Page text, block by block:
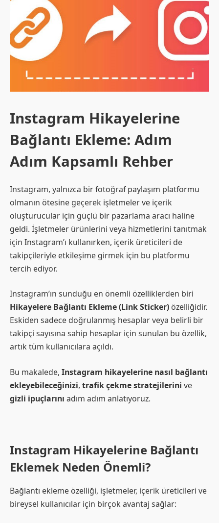
Instagram Hikayelerine
Bağlantı Ekleme: Adım
Adım Kapsamlı Rehber
Instagram, yalnızca bir fotoğraf paylaşım platformu
olmanın ötesine geçerek işletmeler ve içerik
oluşturucular için güçlü bir pazarlama aracı haline
geldi. İşletmeler ürünlerini veya hizmetlerini tanıtmak
için Instagram’ı kullanırken, içerik üreticileri de
takipçileriyle etkileşime girmek için bu platformu
tercih ediyor.
Instagram’ın sunduğu en önemli özelliklerden biri
Hikayelere Bağlantı Ekleme (Link Sticker) özelliğidir.
Eskiden sadece doğrulanmış hesaplar veya belirli bir
takipçi sayısına sahip hesaplar için sunulan bu özellik,
artık tüm kullanıcılara açıldı.
Bu makalede, Instagram hikayelerine nasıl bağlantı
ekleyebileceğinizi, trafik çekme stratejilerini ve
gizli ipuçlarını adım adım anlatıyoruz.
Instagram Hikayelerine Bağlantı
Eklemek Neden Önemli?
Bağlantı ekleme özelliği, işletmeler, içerik üreticileri ve
bireysel kullanıcılar için birçok avantaj sağlar: